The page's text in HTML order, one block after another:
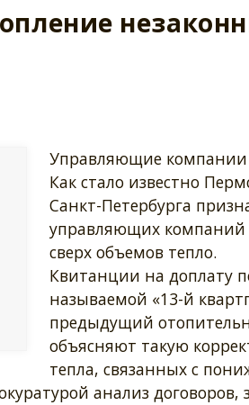
Управляющие компании
Как стало известно
Санкт-Петербурга
управляющих компаний
сверх объемов тепло.
Квитанции на доплату
называемой «13-й
предыдущий
объясняют такую
тепла, связанных с
анализ